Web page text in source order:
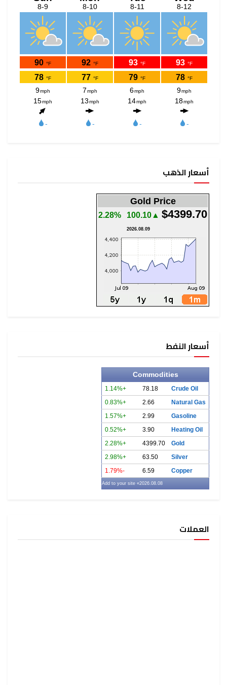
أسعار الذهب
Gold Price
$4399.70
▲100.10
2.28%
2026.08.09
أسعار النفط
Commodities
Crude Oil
78.18
+1.14%
Natural Gas
2.66
+0.83%
Gasoline
2.99
+1.57%
Heating Oil
3.90
+0.52%
Gold
4399.70
+2.28%
Silver
63.50
+2.98%
Copper
6.59
-1.79%
2026.08.08
» Add to your site
العملات